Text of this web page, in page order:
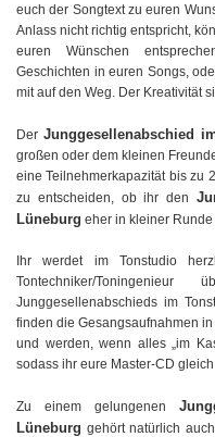
euch der Songtext zu euren
Anlass nicht richtig entspricht,
euren Wünschen
Geschichten in euren Songs,
mit auf den Weg. Der Kreativität
Der Junggesellenabschied
großen oder dem kleinen
eine Teilnehmerkapazität bis zu
zu entscheiden, ob ihr den
Lüneburg eher in kleiner
Ihr werdet im Tonstudio
Tontechniker/
Junggesellenabschieds im
finden die Gesangsaufnahmen
und werden, wenn alles „im
sodass ihr eure Master-CD
Zu einem gelungenen
Lüneburg gehört natürlich